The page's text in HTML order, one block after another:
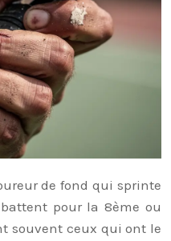
de fond qui sprinte
pour la 8ème ou
souvent ceux qui ont le